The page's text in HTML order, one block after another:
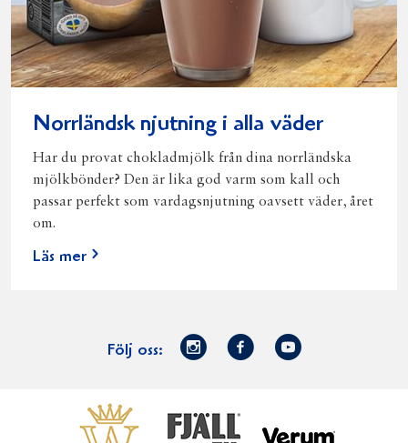
Norrländsk njutning i alla väder
Har du provat chokladmjölk från dina norrländska
mjölkbönder? Den är lika god varm som kall och
passar perfekt som vardagsnjutning oavsett väder, året
om.
Läs mer
Följ oss:
Norrmejerier
Facebook
Youtube
VästerbottensostFjällfil